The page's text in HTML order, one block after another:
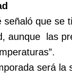
señaló que se
aunque las
será la